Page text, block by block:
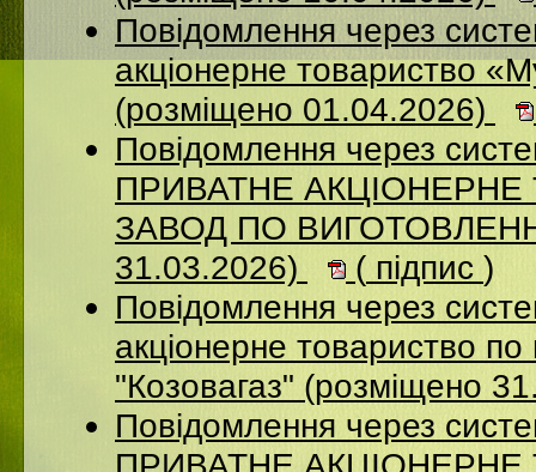
Повідомлення через
акціонерне товариство
(розміщено 01.04.2026)
Повідомлення через
ПРИВАТНЕ
ЗАВОД ПО
31.03.2026)
( підпис )
Повідомлення через
акціонерне товариство по
"Козовагаз" (розміщено
Повідомлення через